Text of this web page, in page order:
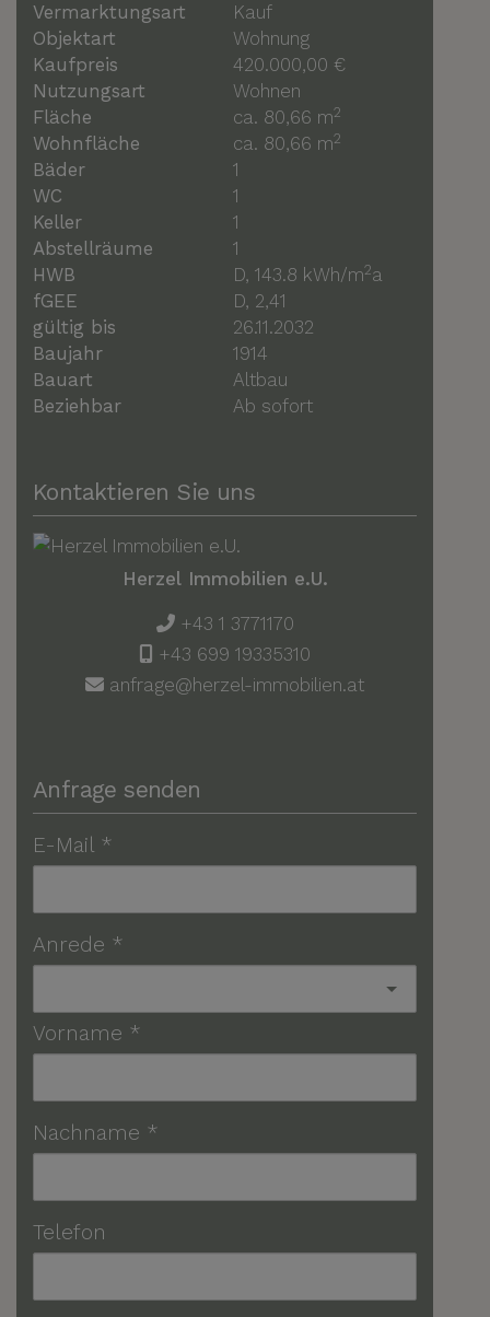
Vermarktungsart
Kauf
Objektart
Wohnung
Kaufpreis
420.000,00 €
Nutzungsart
Wohnen
Fläche
ca. 80,66 m2
Wohnfläche ca. 80,66 m2
Bäder
1
WC
1
Keller
1
Abstellräume
1
HWB
D, 143.8 kWh/m2a
fGEE
D, 2,41
gültig bis
26.11.2032
Baujahr
1914
Bauart
Altbau
Beziehbar
Ab sofort
Kontaktieren Sie uns
Herzel Immobilien e.U.
+43 1 3771170
+43 699 19335310
anfrage@herzel-immobilien.at
Anfrage senden
E-Mail
Anrede
Vorname
Nachname
Telefon